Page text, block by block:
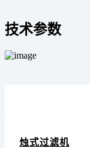
技术参数
烛式过滤机